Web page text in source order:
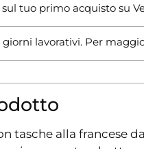
sul tuo primo acquisto su
giorni lavorativi. Per
tasche alla francese